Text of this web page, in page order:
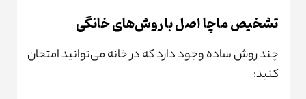
تشخیص ماچا اصل با روش‌های خانگی
چند روش ساده وجود دارد که در خانه می‌توانید امتحان
کنید: